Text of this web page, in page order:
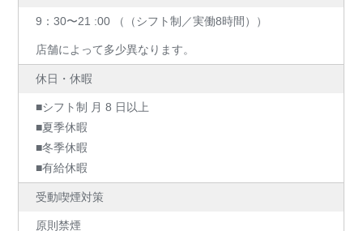
9：30〜21 :00 （（シフト制／実働8時間））
店舗によって多少異なります。
休日・休暇
■シフト制 月 8 日以上
■夏季休暇
■冬季休暇
■有給休暇
受動喫煙対策
原則禁煙